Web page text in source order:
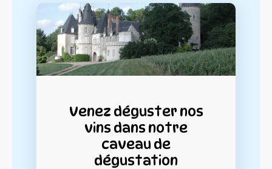
Venez déguster nos
vins dans notre
caveau de
dégustation